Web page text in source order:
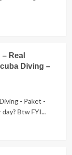
Real
Diving –
- Paket -
Btw FYI...